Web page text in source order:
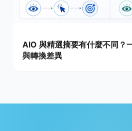
AIO 與精選摘要有什麼不同？
與轉換差異